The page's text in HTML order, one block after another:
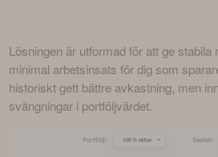
Lösningen är utformad för att ge stabila
minimal arbetsinsats för dig som
historiskt gett bättre avkastning, men
svängningar i portföljvärdet.